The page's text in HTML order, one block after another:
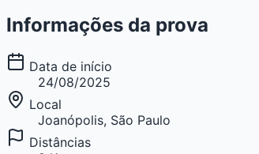
Informações da prova
Data de início
24/08/2025
Local
Joanópolis, São Paulo
Distâncias